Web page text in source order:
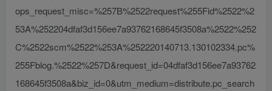
ops_request_misc=%257B%2522request%255Fid%2522%2
53A%252204dfaf3d156ee7a93762168645f3508a%2522%252
C%2522scm%2522%253A%252220140713.130102334.pc%
255Fblog.%2522%257D&request_id=04dfaf3d156ee7a93762
168645f3508a&biz_id=0&utm_medium=distribute.pc_search